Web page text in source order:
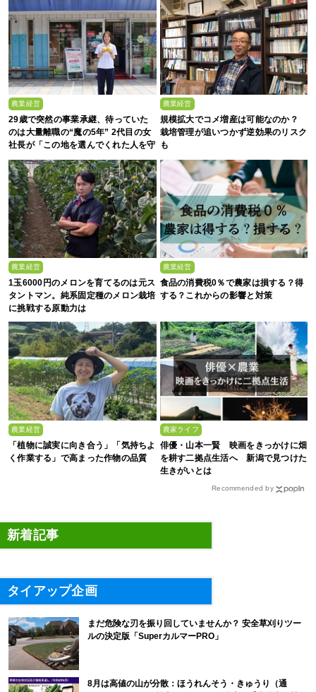
農業経営
29歳で突然の事業承継、待っていた
のは大量離職の“魔の5年” 2代目の女
社長が「この地を選んでくれた人を守
る」と誓った日
農業経営
規模拡大でコメ増産は可能なのか？
栽培管理が追いつかず逆効果のリスク
も
農業経営
1玉6000円のメロンを育てるのは元ス
タントマン。純系固定種のメロン栽培
に挑戦する原動力は
農業経営
食品の消費税0％で農家は損する？得
する？これからの影響と対策
農業経営
「植物に誠実に向き合う」「気持ちよ
く作業する」で高まった作物の品質
農家ライフ
俳優・山本一賢 映画をきっかけに畑
を耕す二拠点生活へ 新潟で見つけた
生きがいとは
Recommended by
新着記事
タイアップ企画
まだ危険な刃を振り回していませんか？ 安全草刈りツー
ルの決定版「SuperカルマーPRO」
8月は高値の山が分散：ほうれんそう・きゅうり（通